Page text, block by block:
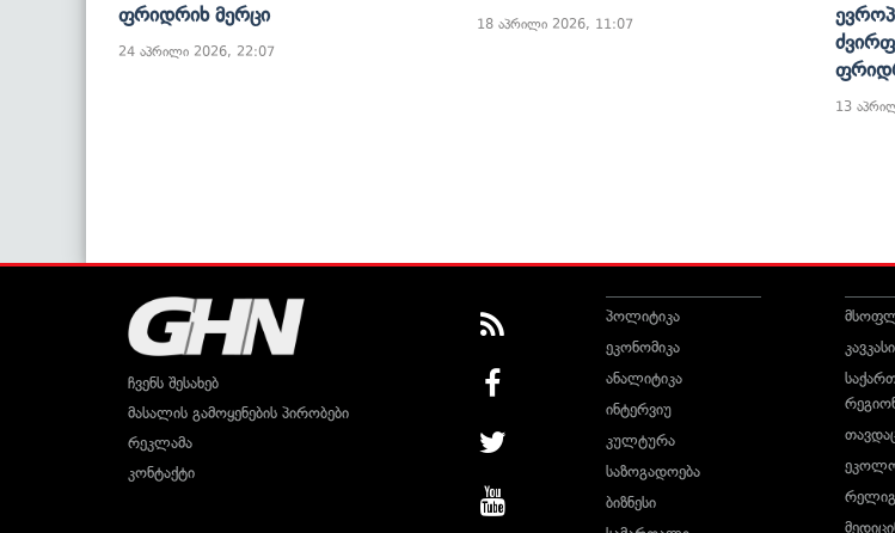
Ფრიდრიხ Მერცი
24 აპრილი 2026, 22:07
18 აპრილი 2026, 11:07
13
ჩვენს შესახებ
მასალის გამოყენების პირობები
რეკლამა
კონტაქტი
პოლიტიკა
ეკონომიკა
ანალიტიკა
ინტერვიუ
კულტურა
საზოგადოება
ბიზნესი